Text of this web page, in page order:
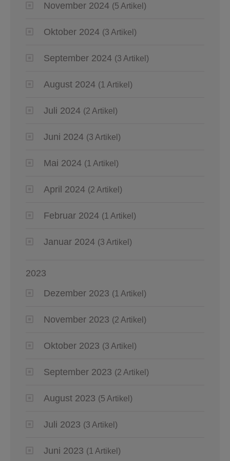
November 2024 (5 Artikel)
Oktober 2024 (3 Artikel)
September 2024 (3 Artikel)
August 2024 (1 Artikel)
Juli 2024 (2 Artikel)
Juni 2024 (3 Artikel)
Mai 2024 (1 Artikel)
April 2024 (2 Artikel)
Februar 2024 (1 Artikel)
Januar 2024 (3 Artikel)
2023
Dezember 2023 (1 Artikel)
November 2023 (2 Artikel)
Oktober 2023 (3 Artikel)
September 2023 (2 Artikel)
August 2023 (5 Artikel)
Juli 2023 (3 Artikel)
Juni 2023 (1 Artikel)